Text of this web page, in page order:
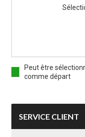
Peut être
comme départ
SERVICE CLIENT